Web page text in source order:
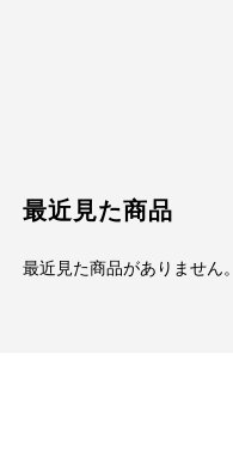
最近見た商品
最近見た商品がありません。